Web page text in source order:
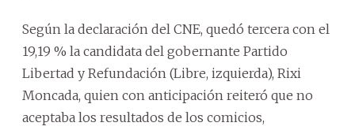
Según la declaración del CNE, quedó tercera con el
19,19 % la candidata del gobernante Partido
Libertad y Refundación (Libre, izquierda), Rixi
Moncada, quien con anticipación reiteró que no
aceptaba los resultados de los comicios,